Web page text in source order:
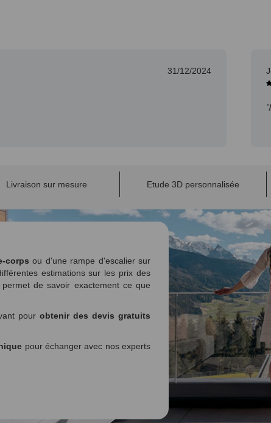
31/12/2024
Livraison sur mesure Etude 3D personnalisée
corps ou d'une rampe d'escalier sur
estimations sur les prix des
de savoir exactement ce que
pour obtenir des devis gratuits
pour échanger avec nos experts